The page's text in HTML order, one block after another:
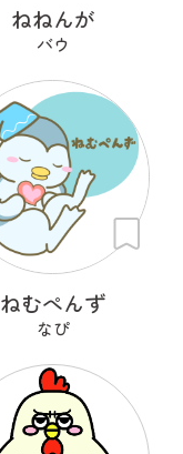
ねねんが
バウ
ねむぺんず
なぴ